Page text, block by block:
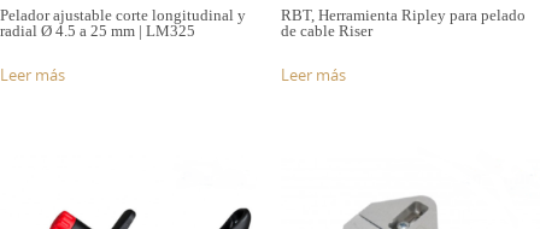
Pelador ajustable corte longitudinal y
radial Ø 4.5 a 25 mm | LM325
Leer más
RBT, Herramienta Ripley para pelado
de cable Riser
Leer más